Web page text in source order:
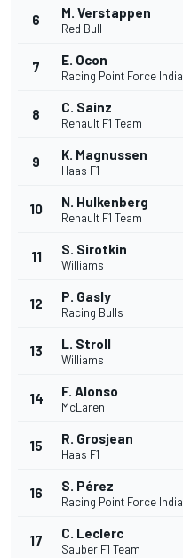
6 M. Verstappen
Red Bull
7 E. Ocon
Racing Point Force India
8 C. Sainz
Renault F1 Team
9 K. Magnussen
Haas F1
10 N. Hulkenberg
Renault F1 Team
11 S. Sirotkin
Williams
12 P. Gasly
Racing Bulls
13 L. Stroll
Williams
14 F. Alonso
McLaren
15 R. Grosjean
Haas F1
16 S. Pérez
Racing Point Force India
17 C. Leclerc
Sauber F1 Team